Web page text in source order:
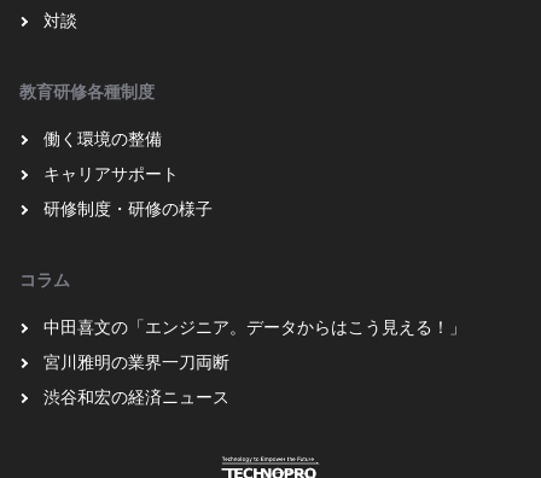
対談
教育研修各種制度
働く環境の整備
キャリアサポート
研修制度・研修の様子
コラム
中田喜文の「エンジニア。データからはこう見える！」
宮川雅明の業界一刀両断
渋谷和宏の経済ニュース